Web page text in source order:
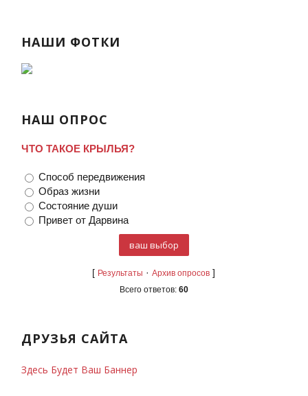
НАШИ ФОТКИ
НАШ ОПРОС
ЧТО ТАКОЕ КРЫЛЬЯ?
Способ передвижения
Образ жизни
Состояние души
Привет от Дарвина
[ Результаты ·Архив опросов ]
Всего ответов: 60
ДРУЗЬЯ САЙТА
Здесь Будет Ваш Баннер